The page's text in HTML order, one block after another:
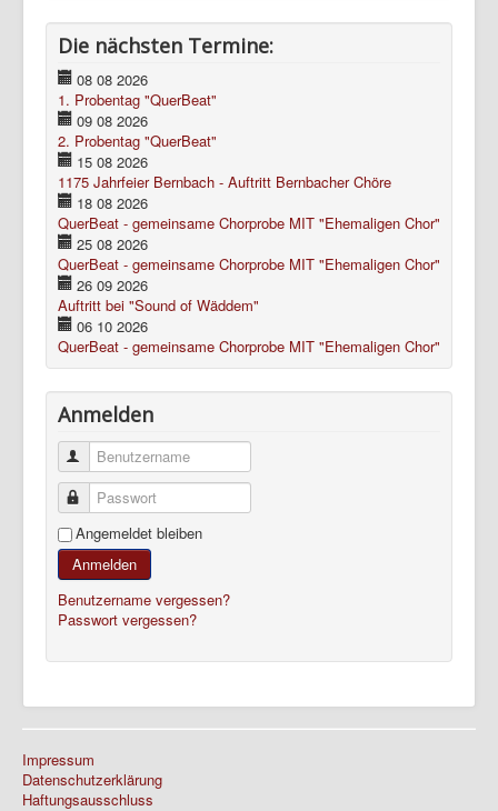
Die nächsten Termine:
08 08 2026
1. Probentag "QuerBeat"
09 08 2026
2. Probentag "QuerBeat"
15 08 2026
1175 Jahrfeier Bernbach - Auftritt Bernbacher Chöre
18 08 2026
QuerBeat - gemeinsame Chorprobe MIT "Ehemaligen Chor"
25 08 2026
QuerBeat - gemeinsame Chorprobe MIT "Ehemaligen Chor"
26 09 2026
Auftritt bei "Sound of Wäddem"
06 10 2026
QuerBeat - gemeinsame Chorprobe MIT "Ehemaligen Chor"
Anmelden
Benutzername
Passwort
Angemeldet bleiben
Anmelden
Benutzername vergessen?
Passwort vergessen?
Impressum
Datenschutzerklärung
Haftungsausschluss